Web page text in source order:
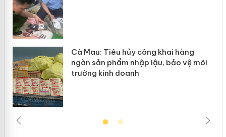
Cà Mau: Tiêu hủy công khai hàng
ngàn sản phẩm nhập lậu, bảo vệ môi
trường kinh doanh